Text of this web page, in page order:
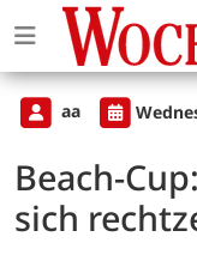
aa
Beach-
sich